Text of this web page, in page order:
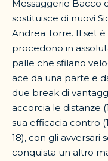
Messaggerie Bacco
sostituisce di nuovi
Andrea Torre. Il set
procedono in
palle che sfilano
ace da una parte e
due break di
accorcia le distanze
sua efficacia contro
18), con gli avversari
conquista un altro